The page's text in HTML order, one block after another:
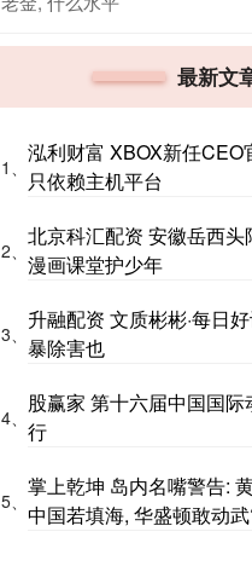
最新文
1、
泓利财富 XBOX新任
只依赖主机平台
2、
北京科汇配资 安徽岳西
漫画课堂护少年
3、
升融配资 文质彬彬·每日
暴除害也
4、
股赢家 第十六届中国国
行
5、
掌上乾坤 岛内名嘴警告:
中国若填海, 华盛顿敢动